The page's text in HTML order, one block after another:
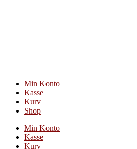
Min Konto
Kasse
Kurv
Shop
Min Konto
Kasse
Kurv